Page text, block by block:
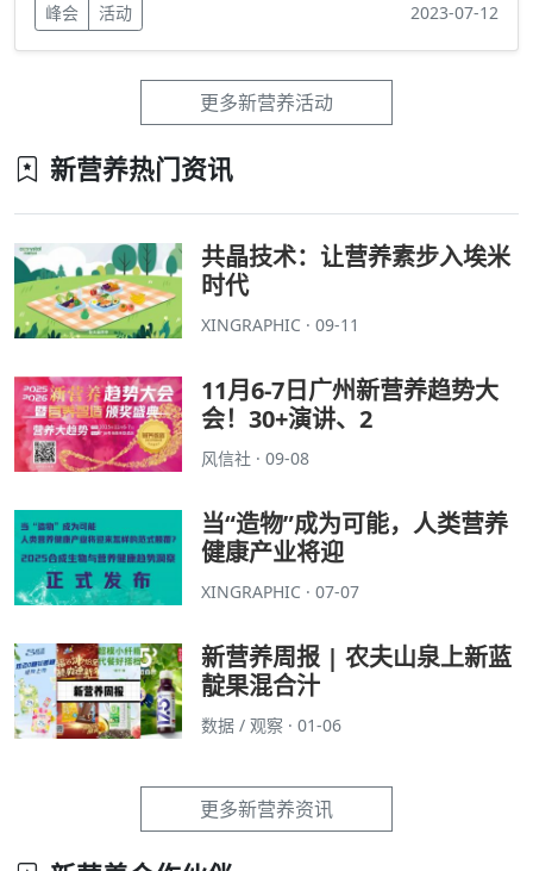
峰会 活动 2023-07-12
更多新营养活动
新营养热门资讯
共晶技术：让营养素步入埃米
时代
XINGRAPHIC · 09-11
11月6-7日广州新营养趋势大
会！30+演讲、2
风信社 · 09-08
当“造物”成为可能，人类营养
健康产业将迎
XINGRAPHIC · 07-07
新营养周报 | 农夫山泉上新蓝
靛果混合汁
数据 / 观察 · 01-06
更多新营养资讯